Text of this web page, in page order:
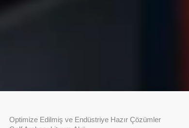
Optimize Edilmiş ve Endüstriye Hazır Çözümler